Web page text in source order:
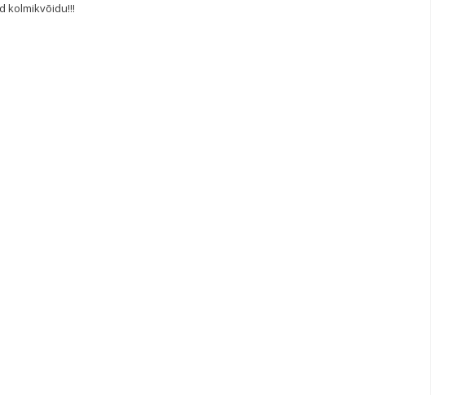
kolmikvõidu!!!